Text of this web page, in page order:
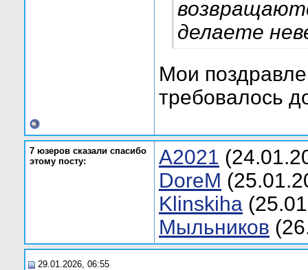
делаете
Мои
требовалось
7 юзеров сказали спасибо
этому посту:
A2021
DoreM
Klinskiha
Мыльников
29.01.2026, 06:55